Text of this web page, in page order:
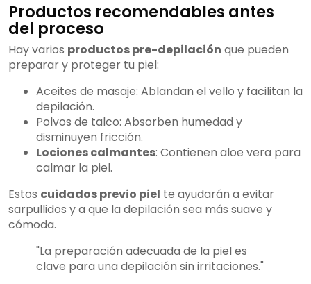
Productos recomendables antes
del proceso
Hay varios productos pre-depilación que pueden
preparar y proteger tu piel:
Aceites de masaje: Ablandan el vello y facilitan la
depilación.
Polvos de talco: Absorben humedad y
disminuyen fricción.
Lociones calmantes: Contienen aloe vera para
calmar la piel.
Estos cuidados previo piel te ayudarán a evitar
sarpullidos y a que la depilación sea más suave y
cómoda.
"La preparación adecuada de la piel es
clave para una depilación sin irritaciones."